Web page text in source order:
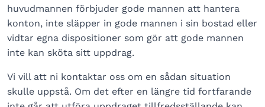
huvudmannen förbjuder gode mannen att hantera
konton, inte släpper in gode mannen i sin bostad eller
vidtar egna dispositioner som gör att gode mannen
inte kan sköta sitt uppdrag.
Vi vill att ni kontaktar oss om en sådan situation
skulle uppstå. Om det efter en längre tid fortfarande